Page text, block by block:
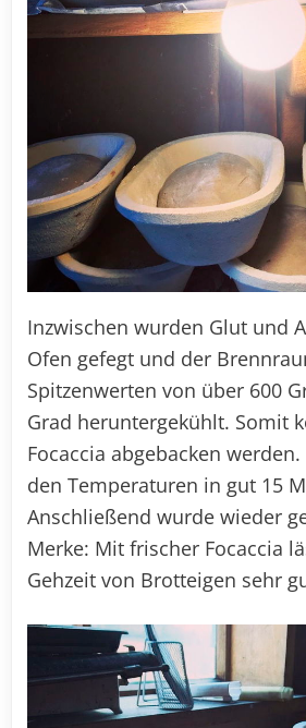
Inzwischen wurden Glut und
Ofen gefegt und der
Spitzenwerten von über 600
Grad heruntergekühlt. Somit
Focaccia abgebacken
den Temperaturen in gut 15
Anschließend wurde wieder
Merke: Mit frischer Focaccia
Gehzeit von Brotteigen sehr